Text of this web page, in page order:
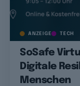
ANZEIGE TECH
SoSafe
Digitale
Menschen